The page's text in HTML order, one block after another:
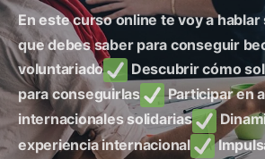
En este curso online te voy a
que debes saber para conseguir
voluntariado
Descubrir cómo
para conseguirlas
Participar en
internacionales solidarias
experiencia internacional